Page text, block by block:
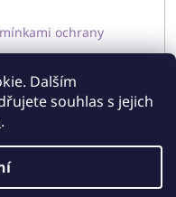
Dalším
souhlas s jejich
.
ochrany